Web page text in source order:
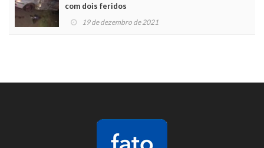
com dois feridos
19 de dezembro de 2021